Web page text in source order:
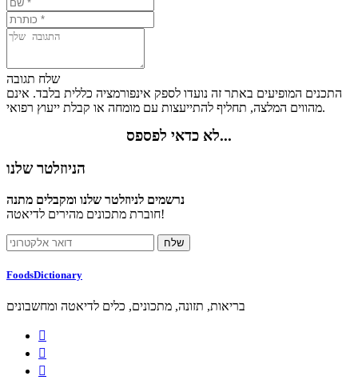
שלח תגובה
התכנים המופיעים באתר זה נועדו לספק אינפורמציה כללית בלבד. אינם
מהווים המלצה, תחליף להתייעצות עם מומחה או קבלת ייעוץ רפואי.
לא כדאי לפספס...
הניוזלטר שלנו
נרשמים לניוזלטר שלנו ומקבלים מתנה
חוברת מתכונים מהירים לדיאטה!
FoodsDictionary
בריאות, תזונה, מתכונים, כלים לדיאטה ומחשבונים


